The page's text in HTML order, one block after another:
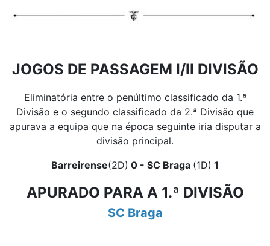
JOGOS DE PASSAGEM I/II DIVISÃO
Eliminatória entre o penúltimo classificado da 1.ª
Divisão e o segundo classificado da 2.ª Divisão que
apurava a equipa que na época seguinte iria disputar a
divisão principal.
Barreirense(2D) 0 - SC Braga (1D) 1
APURADO PARA A 1.ª DIVISÃO
SC Braga